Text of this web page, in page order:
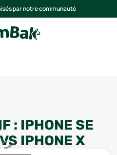
par notre communauté
: IPHONE SE
VS IPHONE X